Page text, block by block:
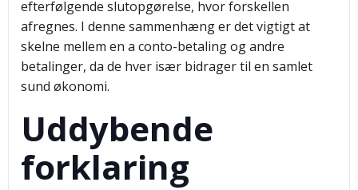
efterfølgende slutopgørelse, hvor forskellen
afregnes. I denne sammenhæng er det vigtigt at
skelne mellem en a conto-betaling og andre
betalinger, da de hver især bidrager til en samlet
sund økonomi.
Uddybende
forklaring